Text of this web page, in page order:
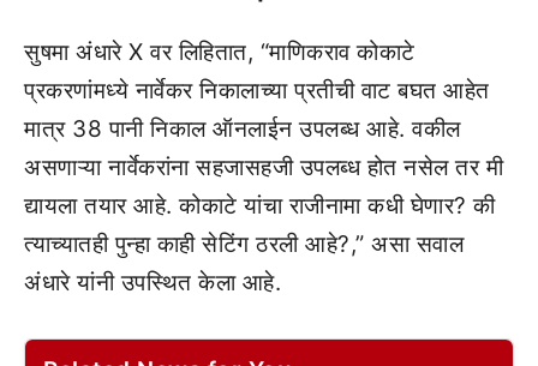
सुषमा अंधारे X वर लिहितात, “माणिकराव कोकाटे
प्रकरणांमध्ये नार्वेकर निकालाच्या प्रतीची वाट बघत आहेत
मात्र 38 पानी निकाल ऑनलाईन उपलब्ध आहे. वकील
असणाऱ्या नार्वेकरांना सहजासहजी उपलब्ध होत नसेल तर मी
द्यायला तयार आहे. कोकाटे यांचा राजीनामा कधी घेणार? की
त्याच्यातही पुन्हा काही सेटिंग ठरली आहे?,” असा सवाल
अंधारे यांनी उपस्थित केला आहे.